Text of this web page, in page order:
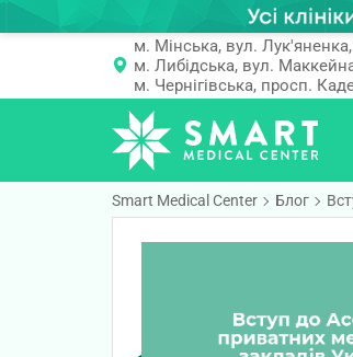
м. Мінська, вул.
м. Либідська, вул.
м. Чернігівська, просп.
Smart Medical Center Блог